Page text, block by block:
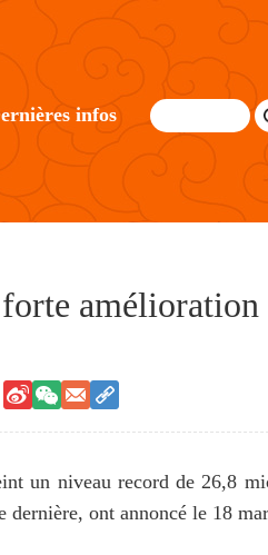
infos
amélioration
un niveau record de 26,8
ont annoncé le 18